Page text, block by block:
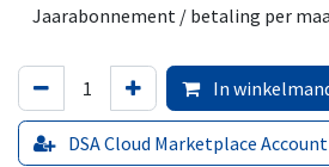
In
DSA Cloud Marketplace Account